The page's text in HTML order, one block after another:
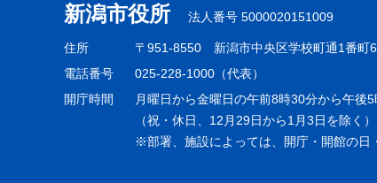
こ
ま
で
新潟市役所 法人番号 5000020151009
住所 〒951-8550 新潟市中央区学校町通1番町
電話番号
025-228-1000（代表）
開庁時間
月曜日から金曜日の午前8時30分から午後
（祝・休日、12月29日から1月3日を除く）
※部署、施設によっては、開庁・開館の日